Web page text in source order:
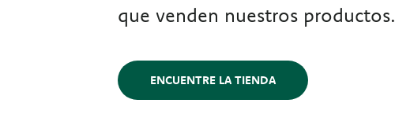
que venden nuestros productos.
ENCUENTRE LA TIENDA